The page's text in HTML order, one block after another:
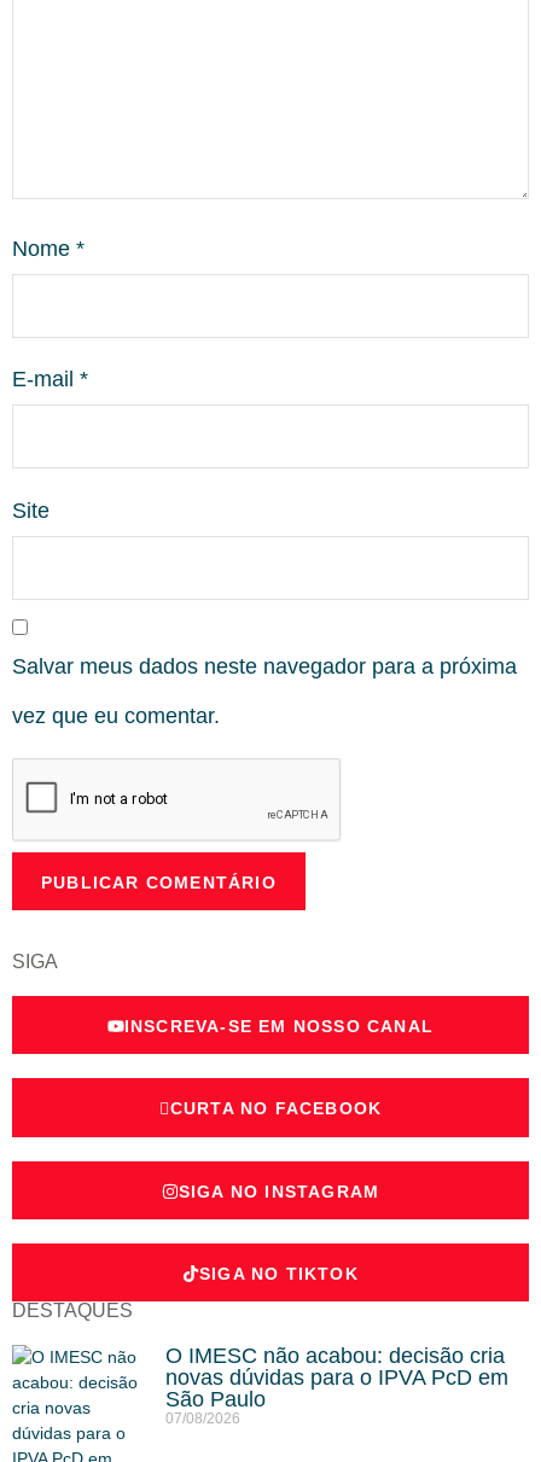
Nome *
E-mail *
Site
Salvar meus dados neste navegador para a próxima
vez que eu comentar.
SIGA
INSCREVA-SE EM NOSSO CANAL
CURTA NO FACEBOOK
SIGA NO INSTAGRAM
SIGA NO TIKTOK
DESTAQUES
O IMESC não acabou: decisão cria
novas dúvidas para o IPVA PcD em
São Paulo
07/08/2026